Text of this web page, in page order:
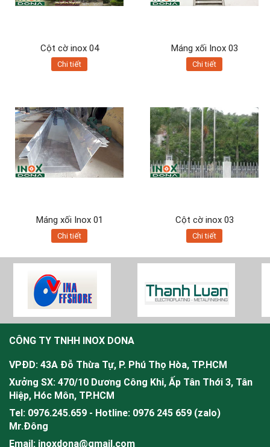
Cột cờ inox 04
Chi tiết
Máng xối Inox 03
Chi tiết
Máng xối Inox 01
Chi tiết
Cột cờ inox 03
Chi tiết
CÔNG TY TNHH INOX DONA
VPĐD: 43A Đỗ Thừa Tự, P. Phú Thọ Hòa, TP.HCM
Xưởng SX: 470/10 Dương Công Khi, Ấp Tân Thới 3, Tân
Hiệp, Hóc Môn, TP.HCM
Tel: 0976.245.659 - Hotline: 0976 245 659 (zalo)
Mr.Đông
Email: inoxdona@gmail.com